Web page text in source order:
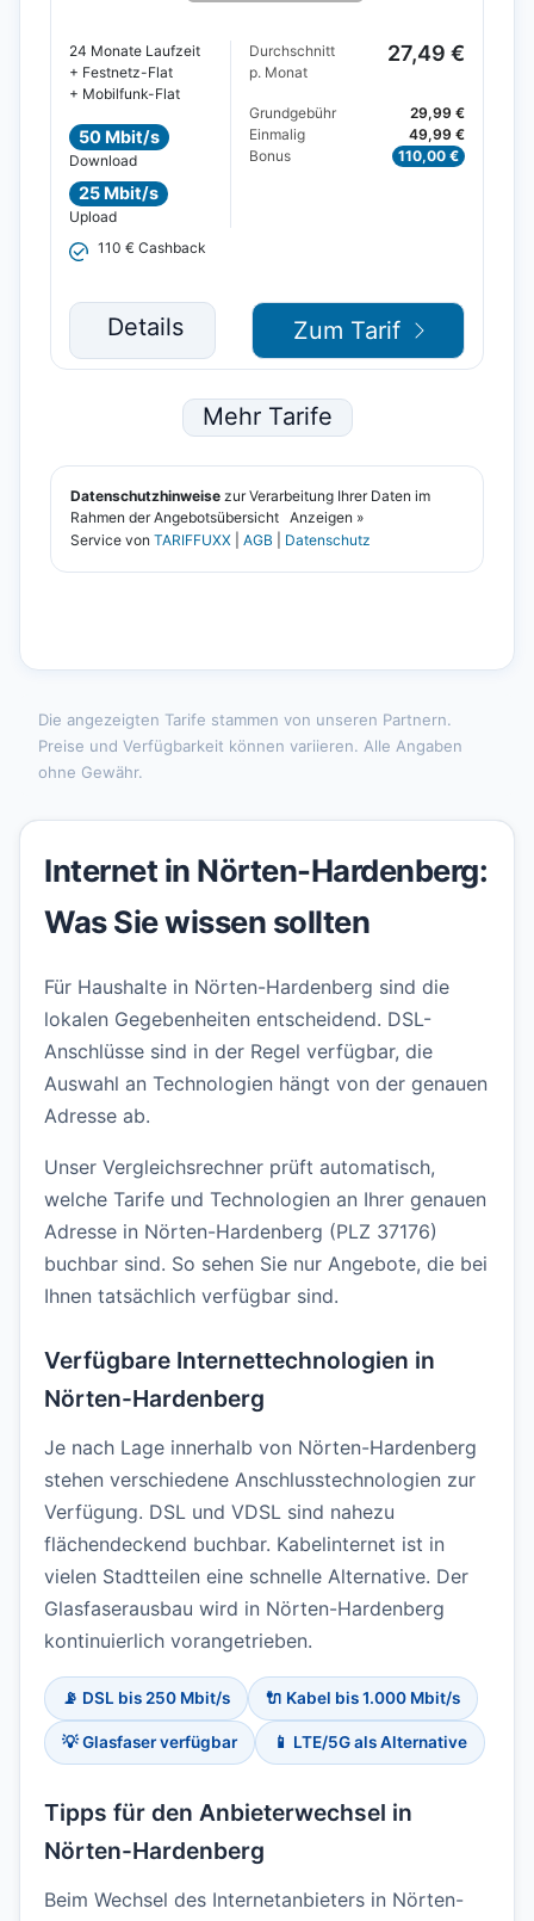
Die angezeigten Tarife stammen von unseren Partnern.
Preise und Verfügbarkeit können variieren. Alle Angaben
ohne Gewähr.
Internet in Nörten-Hardenberg:
Was Sie wissen sollten
Für Haushalte in Nörten-Hardenberg sind die
lokalen Gegebenheiten entscheidend. DSL-
Anschlüsse sind in der Regel verfügbar, die
Auswahl an Technologien hängt von der genauen
Adresse ab.
Unser Vergleichsrechner prüft automatisch,
welche Tarife und Technologien an Ihrer genauen
Adresse in Nörten-Hardenberg (PLZ 37176)
buchbar sind. So sehen Sie nur Angebote, die bei
Ihnen tatsächlich verfügbar sind.
Verfügbare Internettechnologien in
Nörten-Hardenberg
Je nach Lage innerhalb von Nörten-Hardenberg
stehen verschiedene Anschlusstechnologien zur
Verfügung. DSL und VDSL sind nahezu
flächendeckend buchbar. Kabelinternet ist in
vielen Stadtteilen eine schnelle Alternative. Der
Glasfaserausbau wird in Nörten-Hardenberg
kontinuierlich vorangetrieben.
📡 DSL bis 250 Mbit/s 🔌 Kabel bis 1.000 Mbit/s
💡 Glasfaser verfügbar 📱 LTE/5G als Alternative
Tipps für den Anbieterwechsel in
Nörten-Hardenberg
Beim Wechsel des Internetanbieters in Nörten-